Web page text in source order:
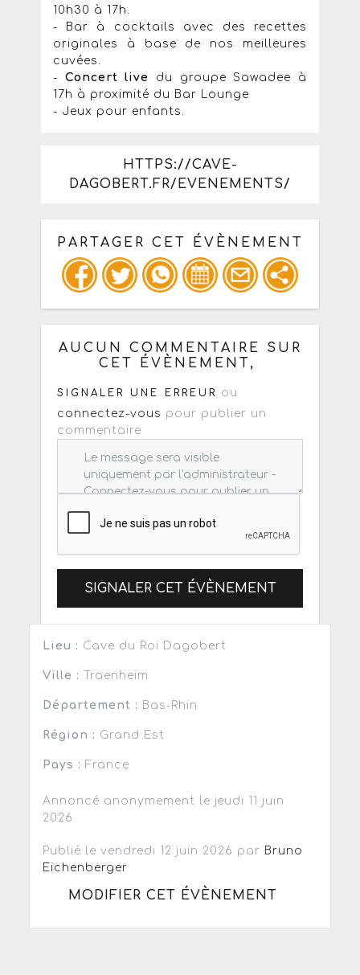
10h30 à 17h.
- Bar à cocktails avec des recettes
originales à base de nos meilleures
cuvées.
- Concert live
du groupe Sawadee à
17h à proximité du Bar Lounge
- Jeux pour enfants.
HTTPS://CAVE-
DAGOBERT.FR/EVENEMENTS/
PARTAGER CET ÉVÈNEMENT
Copiez les infos ci-dessous pour un
: mail / forum / réseau social
AUCUN COMMENTAIRE SUR
CET ÉVÈNEMENT,
SIGNALER UNE ERREUR
ou
connectez-vous pour publier un
commentaire
SIGNALER CET ÉVÈNEMENT
Lieu : Cave du Roi Dagobert
Ville : Traenheim
Département : Bas-Rhin
Région : Grand Est
Pays : France
Annoncé anonymement le jeudi 11 juin
2026
Publié le vendredi 12 juin 2026 par Bruno
Eichenberger
MODIFIER CET ÉVÈNEMENT